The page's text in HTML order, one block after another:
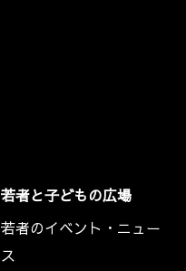
若者と子どもの広場
若者のイベント・ニュー
ス